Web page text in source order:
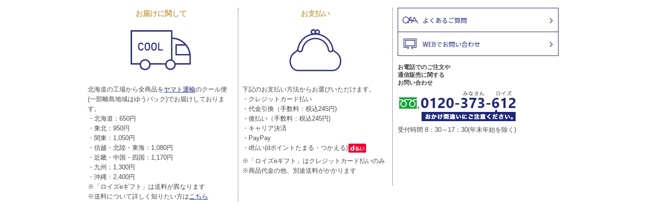
お届けに関して
北海道の工場から全商品をヤマト運輸のクール便
(一部離島地域はゆうパック)でお届けしておりま
す。
・北海道：650円
・東北：950円
・関東：1,050円
・信越・北陸・東海：1,080円
・近畿・中国・四国：1,170円
・九州：1,300円
・沖縄：2,400円
※「ロイズeギフト」は送料が異なります
※送料について詳しく知りたい方はこちら
お支払い
下記のお支払い方法からお選びいただけます。
・クレジットカード払い
・代金引換（手数料：税込245円)
・後払い（手数料：税込245円)
・キャリア決済
・PayPay
・d払い(dポイントたまる・つかえる)
※「ロイズeギフト」はクレジットカード払いのみ
※商品代金の他、別途送料がかかります
お電話でのご注文や
通信販売に関する
お問い合わせ
受付時間 8：30～17：30(年末年始を除く)